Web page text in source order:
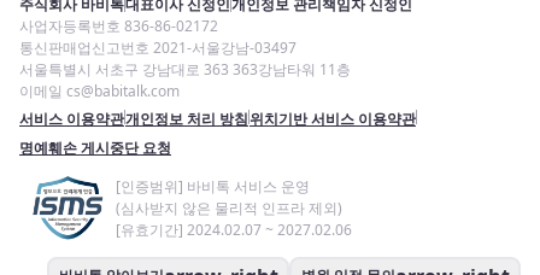
주식회사 바비톡대표이사 신정인개인정보 관리책임자 신정인
사업자등록번호 836-86-02172
통신판매업신고번호 2021-서울강남-03497
서울특별시 서초구 강남대로 363 363강남타워 11층
이메일 cs@babitalk.com
서비스 이용약관개인정보 처리 방침위치기반 서비스 이용약관
명예훼손 게시중단 요청
[인증범위] 바비톡 서비스 운영
(심사받지 않은 물리적 인프라 제외)
[유효기간] 2024.02.07 ~ 2027.02.06